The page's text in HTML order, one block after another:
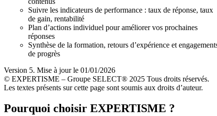
Suivre les indicateurs de performance : taux de réponse, taux
de gain, rentabilité
Plan d’actions individuel pour améliorer vos prochaines
réponses
Synthèse de la formation, retours d’expérience et
de progrès
Version 5. Mise à jour le 01/01/2026
© EXPERTISME – Groupe SELECT® 2025 Tous droits réservés.
Les textes présents sur cette page sont soumis aux droits d’auteur.
Pourquoi choisir EXPERTISME ?